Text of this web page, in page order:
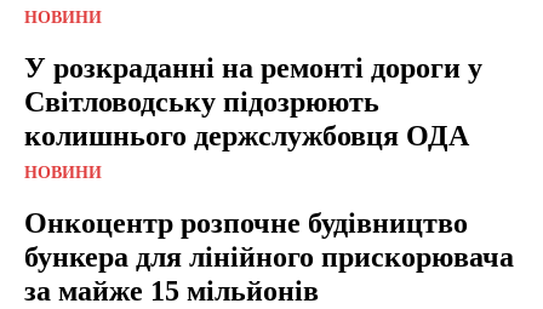
НОВИНИ
У розкраданні на ремонті дороги у
Світловодську підозрюють
колишнього держслужбовця ОДА
НОВИНИ
Онкоцентр розпочне будівництво
бункера для лінійного прискорювача
за майже 15 мільйонів